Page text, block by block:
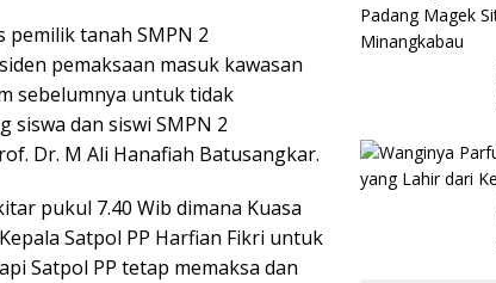
pemilik tanah SMPN 2
pemaksaan masuk kawasan
sebelumnya untuk tidak
siswa dan siswi SMPN 2
Dr. M Ali Hanafiah Batusangkar.
pukul 7.40 Wib dimana Kuasa
Satpol PP Harfian Fikri untuk
Satpol PP tetap memaksa dan